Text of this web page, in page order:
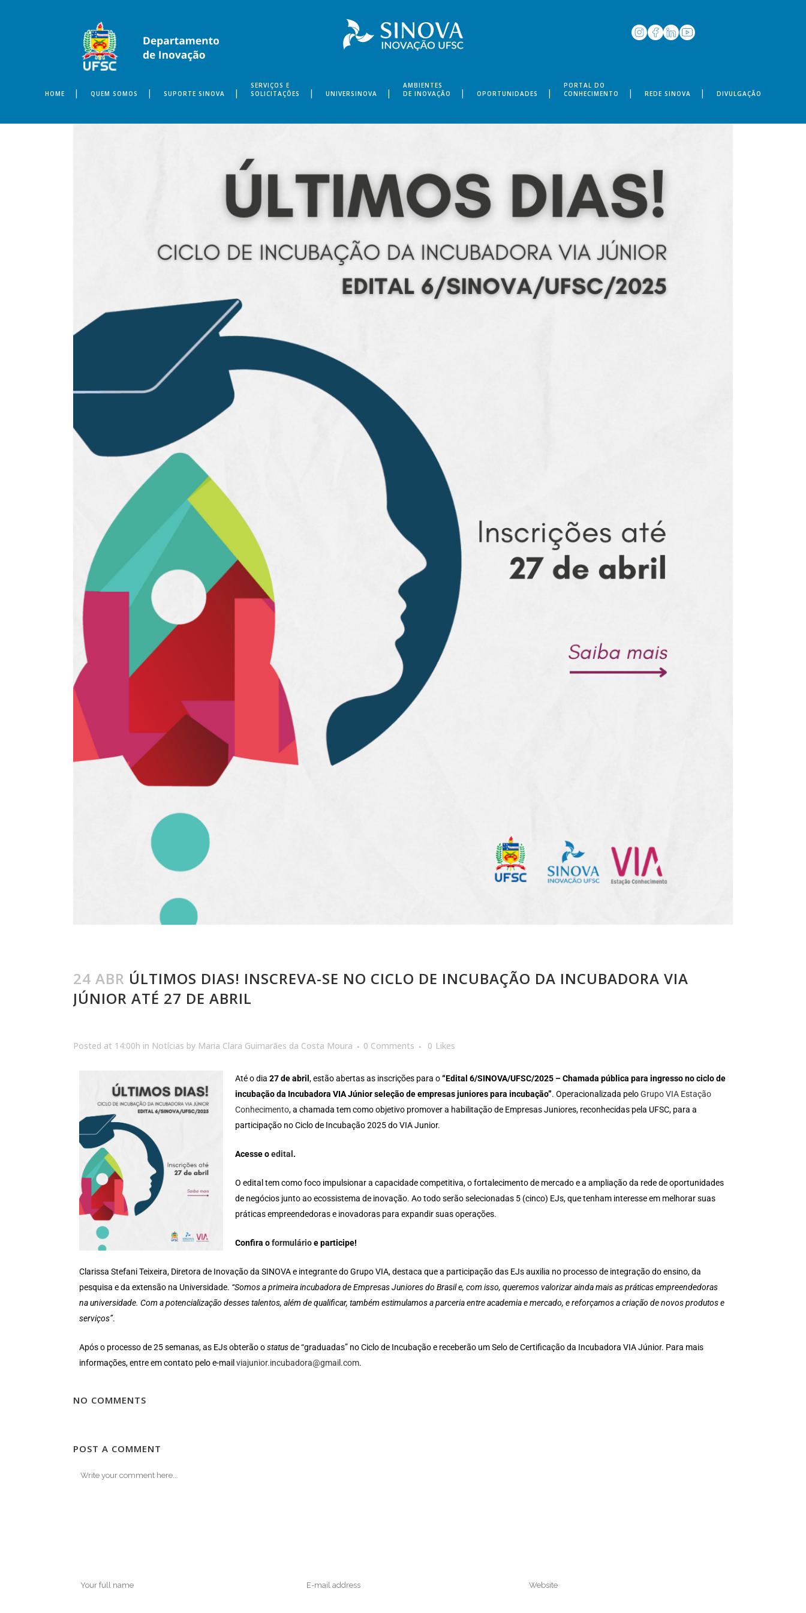
HOME QUEM SOMOS SUPORTE SINOVA
SERVIÇOS E
SOLICITAÇÕES
UNIVERSINOVA
AMBIENTES
DE INOVAÇÃO
OPORTUNIDADES
PORTAL DO
CONHECIMENTO
REDE SINOVA DIVULGAÇÃO
24 ABR ÚLTIMOS DIAS! INSCREVA-SE NO CICLO DE INCUBAÇÃO DA INCUBADORA VIA
JÚNIOR ATÉ 27 DE ABRIL
Posted at 14:00h in Notícias by Maria Clara Guimarães da Costa Moura 0 Comments 0 Likes
Até o dia 27 de abril , estão abertas as inscrições para o“Edital 6/SINOVA/UFSC/2025 – Chamada pública para ingresso no ciclo de
incubação da Incubadora VIA Júnior seleção de empresas juniores para incubação”. Operacionalizada peloGrupo VIA Estação
Conhecimento, a chamada tem como objetivo promover a habilitação de Empresas Juniores, reconhecidas pela UFSC, para a
participação no Ciclo de Incubação 2025 do VIA Junior.
Acesse oedital .
O edital tem como foco impulsionar a capacidade competitiva, o fortalecimento de mercado e a ampliação da rede de oportunidades
de negócios junto ao ecossistema de inovação. Ao todo serão selecionadas 5 (cinco) EJs, que tenham interesse em melhorar suas
práticas empreendedoras e inovadoras para expandir suas operações.
Confira oformulárioe participe!
Clarissa Stefani Teixeira, Diretora de Inovação da SINOVA e integrante do Grupo VIA, destaca que a participação das EJs auxilia no processo de integração do ensino, da
pesquisa e da extensão na Universidade. “Somos a primeira incubadora de Empresas Juniores do Brasil e, com isso, queremos valorizar ainda mais as práticas empreendedoras
na universidade. Com a potencialização desses talentos, além de qualificar, também estimulamos a parceria entre academia e mercado, e reforçamos a criação de novos produtos e
serviços”.
Após o processo de 25 semanas, as EJs obterão ostatusde “graduadas” no Ciclo de Incubação e receberão um Selo de Certificação da Incubadora VIA Júnior. Para mais
informações, entre em contato pelo e-mail viajunior.incubadora@gmail.com.
NO COMMENTS
POST A COMMENT